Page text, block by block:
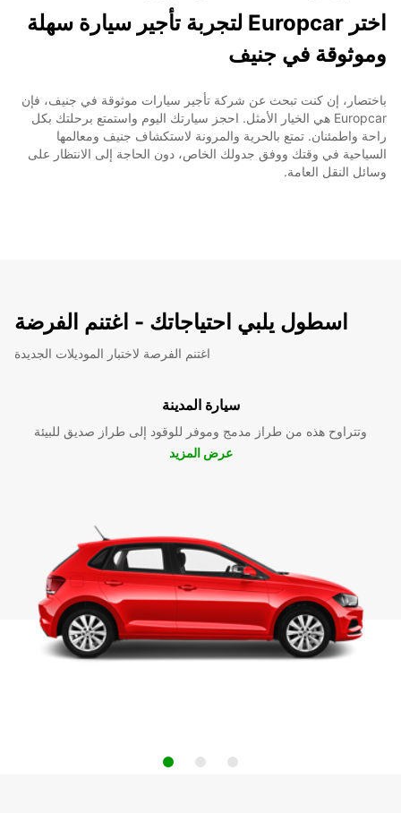
اختر Europcar لتجربة تأجير سيارة سهلة
وموثوقة في جنيف
باختصار، إن كنت تبحث عن شركة تأجير سيارات موثوقة في جنيف، فإن
Europcar هي الخيار الأمثل. احجز سيارتك اليوم واستمتع برحلتك بكل
راحة واطمئنان. تمتع بالحرية والمرونة لاستكشاف جنيف ومعالمها
السياحية في وقتك ووفق جدولك الخاص، دون الحاجة إلى الانتظار على
وسائل النقل العامة.
اسطول يلبي احتياجاتك - اغتنم الفرضة
اغتنم الفرصة لاختبار الموديلات الجديدة
سيارة المدينة
وتتراوح هذه من طراز مدمج وموفر للوقود إلى طراز صديق للبيئة
عرض المزيد